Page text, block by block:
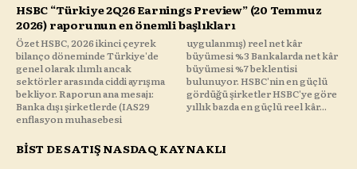
HSBC “Türkiye 2Q26 Earnings Preview” (20 Temmuz
2026) raporunun en önemli başlıkları
Özet HSBC, 2026 ikinci çeyrek
bilanço döneminde Türkiye'de
genel olarak ılımlı ancak
sektörler arasında ciddi ayrışma
bekliyor. Raporun ana mesajı:
Banka dışı şirketlerde (IAS29
enflasyon muhasebesi
uygulanmış) reel net kâr
büyümesi %3 Bankalarda net kâr
büyümesi %7 beklentisi
bulunuyor. HSBC'nin en güçlü
gördüğü şirketler HSBC'ye göre
yıllık bazda en güçlü reel kâr...
BİST DE SATIŞ NASDAQ KAYNAKLI